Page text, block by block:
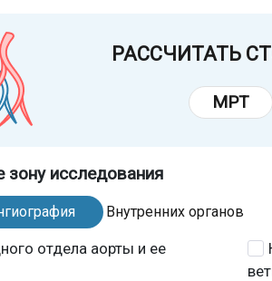
РАССЧИТАТЬ
МРТ
зону исследования
Внутренних органов
отдела аорты и ее